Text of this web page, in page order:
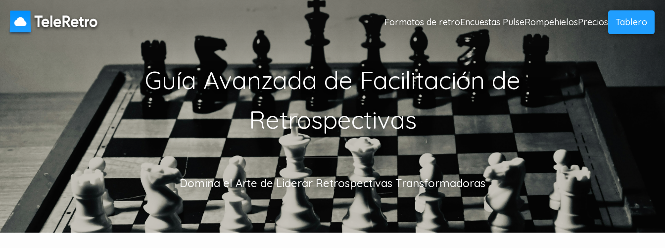
Formatos de retroEncuestas PulseRompehielosPrecios Tablero
Guía Avanzada de Facilitación de
Retrospectivas
Domina el Arte de Liderar Retrospectivas Transformadoras